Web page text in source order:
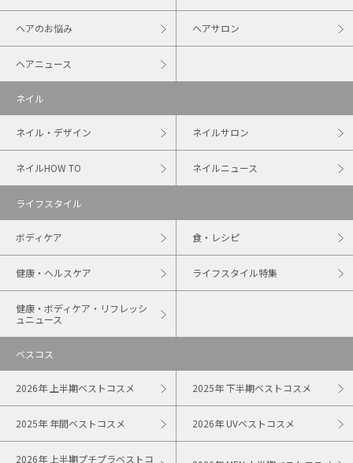
ヘアのお悩み ヘアサロン
ヘアニュース
ネイル
ネイル・デザイン ネイルサロン
ネイルHOW TO ネイルニュース
ライフスタイル
ボディケア 食・レシピ
健康・ヘルスケア ライフスタイル特集
健康・ボディケア・リフレッシ
ュニュース
ベスコス
2026年 上半期ベストコスメ 2025年 下半期ベストコスメ
2025年 年間ベストコスメ 2026年 UVベストコスメ
2026年 上半期プチプラベストコ